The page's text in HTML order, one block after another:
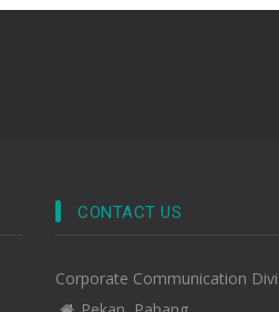
CONTACT US
Corporate Communication